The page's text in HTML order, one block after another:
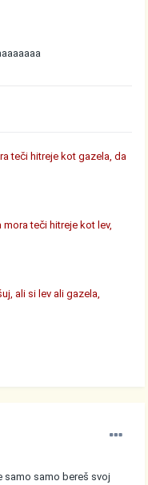
teči hitreje kot gazela, da
teči hitreje kot lev,
ali si lev ali gazela,
samo samo bereš svoj